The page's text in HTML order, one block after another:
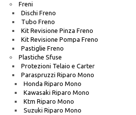
Freni
Dischi Freno
Tubo Freno
Kit Revisione Pinza Freno
Kit Revisione Pompa Freno
Pastiglie Freno
Plastiche Sfuse
Protezioni Telaio e Carter
Paraspruzzi Riparo Mono
Honda Riparo Mono
Kawasaki Riparo Mono
Ktm Riparo Mono
Suzuki Riparo Mono